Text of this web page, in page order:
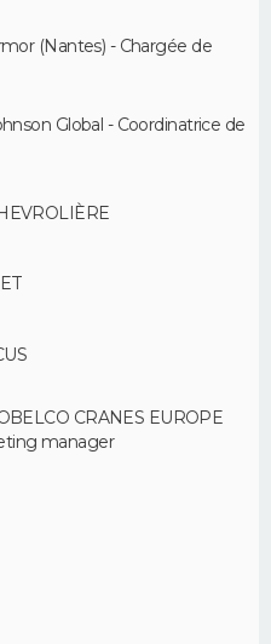
(Nantes) - Chargée de
Global - Coordinatrice de
CRANES EUROPE
manager